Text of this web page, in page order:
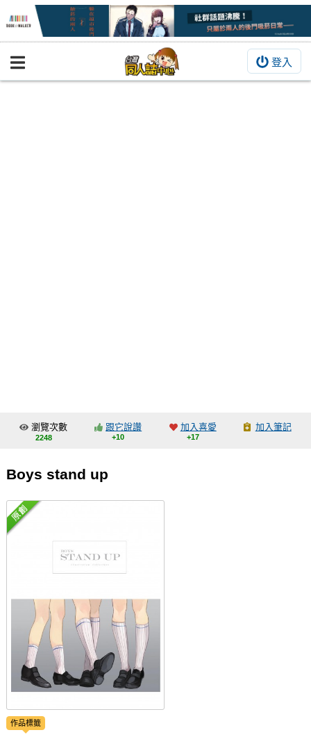
登入
BOOKY書集倉庫
交流中心
會員功能選單
會員中心
登入
瀏覽次數
2248
跟它說讚
+10
加入喜愛
+17
加入筆記
Boys stand up
作品標籤